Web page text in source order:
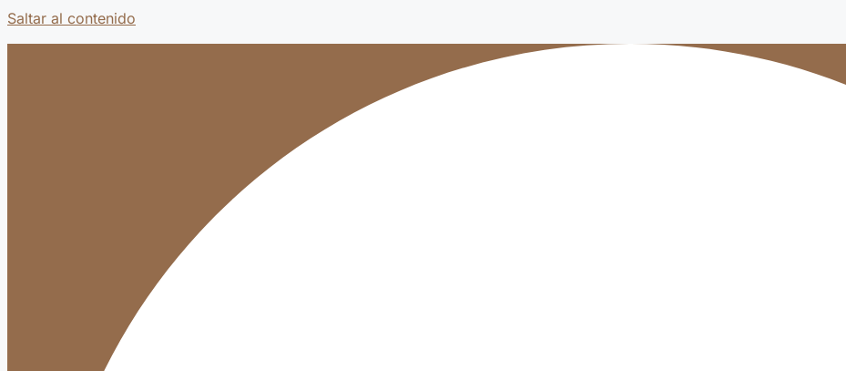
Saltar al contenido